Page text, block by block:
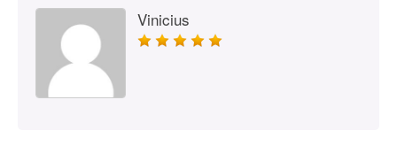
Vinicius